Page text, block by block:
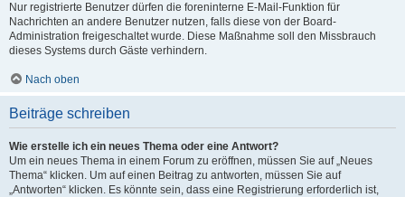
Nur registrierte Benutzer dürfen die foreninterne E-Mail-Funktion für
Nachrichten an andere Benutzer nutzen, falls diese von der Board-
Administration freigeschaltet wurde. Diese Maßnahme soll den Missbrauch
dieses Systems durch Gäste verhindern.
Nach oben
Beiträge schreiben
Wie erstelle ich ein neues Thema oder eine Antwort?
Um ein neues Thema in einem Forum zu eröffnen, müssen Sie auf „Neues
Thema“ klicken. Um auf einen Beitrag zu antworten, müssen Sie auf
„Antworten“ klicken. Es könnte sein, dass eine Registrierung erforderlich ist,